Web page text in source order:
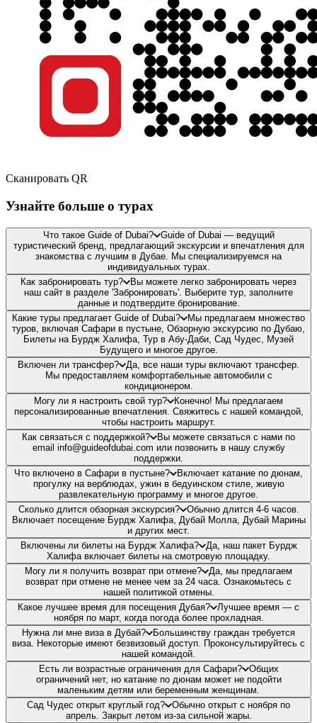
Сканировать QR
Узнайте больше о турах
Что такое Guide of Dubai?
Guide of Dubai — ведущий
туристический бренд, предлагающий экскурсии и впечатления для
знакомства с лучшим в Дубае. Мы специализируемся на
индивидуальных турах.
Как забронировать тур?
Вы можете легко забронировать через
наш сайт в разделе 'Забронировать'. Выберите тур, заполните
данные и подтвердите бронирование.
Какие туры предлагает Guide of Dubai?
Мы предлагаем множество
туров, включая Сафари в пустыне, Обзорную экскурсию по Дубаю,
Билеты на Бурдж Халифа, Тур в Абу-Даби, Сад Чудес, Музей
Будущего и многое другое.
Включен ли трансфер?
Да, все наши туры включают трансфер.
Мы предоставляем комфортабельные автомобили с
кондиционером.
Могу ли я настроить свой тур?
Конечно! Мы предлагаем
персонализированные впечатления. Свяжитесь с нашей командой,
чтобы настроить маршрут.
Как связаться с поддержкой?
Вы можете связаться с нами по
email info@guideofdubai.com или позвонить в нашу службу
поддержки.
Что включено в Сафари в пустыне?
Включает катание по дюнам,
прогулку на верблюдах, ужин в бедуинском стиле, живую
развлекательную программу и многое другое.
Сколько длится обзорная экскурсия?
Обычно длится 4-6 часов.
Включает посещение Бурдж Халифа, Дубай Молла, Дубай Марины
и других мест.
Включены ли билеты на Бурдж Халифа?
Да, наш пакет Бурдж
Халифа включает билеты на смотровую площадку.
Могу ли я получить возврат при отмене?
Да, мы предлагаем
возврат при отмене не менее чем за 24 часа. Ознакомьтесь с
нашей политикой отмены.
Какое лучшее время для посещения Дубая?
Лучшее время — с
ноября по март, когда погода более прохладная.
Нужна ли мне виза в Дубай?
Большинству граждан требуется
виза. Некоторые имеют безвизовый доступ. Проконсультируйтесь с
нашей командой.
Есть ли возрастные ограничения для Сафари?
Общих
ограничений нет, но катание по дюнам может не подойти
маленьким детям или беременным женщинам.
Сад Чудес открыт круглый год?
Обычно открыт с ноября по
апрель. Закрыт летом из-за сильной жары.